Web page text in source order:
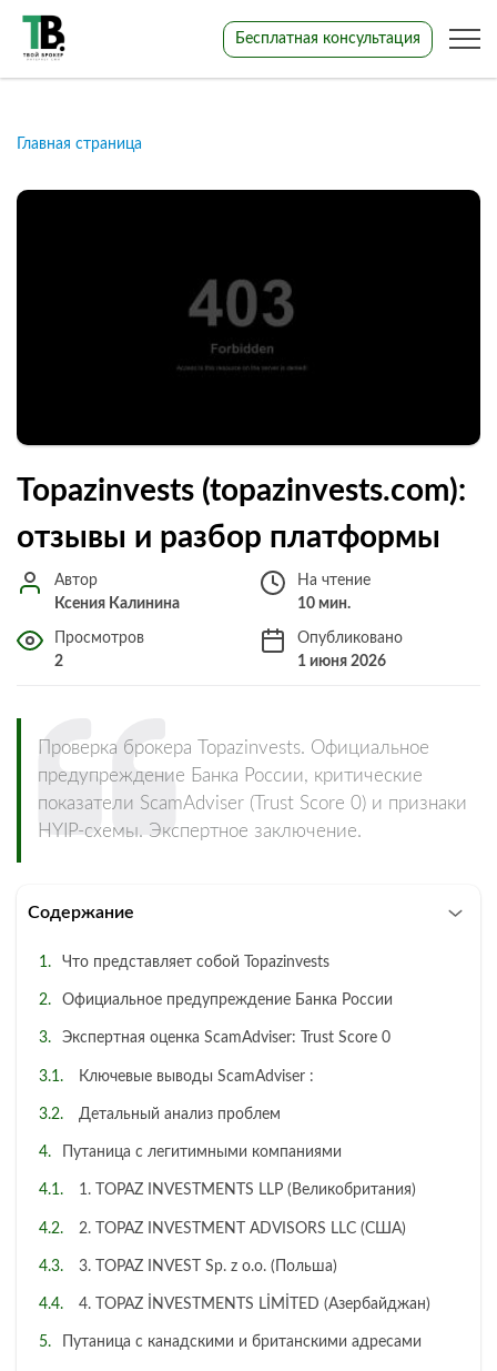
Бесплатная консультация
Главная страница
Topazinvests (topazinvests.com):
отзывы и разбор платформы
Автор
Ксения Калинина
На чтение
10 мин.
Просмотров
2
Опубликовано
1 июня 2026
Проверка брокера Topazinvests. Официальное
предупреждение Банка России, критические
показатели ScamAdviser (Trust Score 0) и признаки
HYIP-схемы. Экспертное заключение.
Содержание
Что представляет собой Topazinvests
Официальное предупреждение Банка России
Экспертная оценка ScamAdviser: Trust Score 0
Ключевые выводы ScamAdviser :
Детальный анализ проблем
Путаница с легитимными компаниями
1. TOPAZ INVESTMENTS LLP (Великобритания)
2. TOPAZ INVESTMENT ADVISORS LLC (США)
3. TOPAZ INVEST Sp. z o.o. (Польша)
4. TOPAZ İNVESTMENTS LİMİTED (Азербайджан)
Путаница с канадскими и британскими адресами